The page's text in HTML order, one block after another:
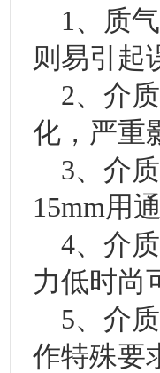
1、质气
则易引起
2、介质
化，严重
3、介质
15mm用
4、介质
力低时尚
5、介质
作特殊要